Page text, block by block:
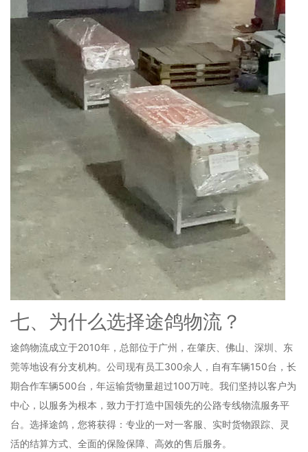
七、为什么选择途鸽物流？
途鸽物流成立于2010年，总部位于广州，在肇庆、佛山、深圳、东
莞等地设有分支机构。公司现有员工300余人，自有车辆150台，长
期合作车辆500台，年运输货物量超过100万吨。我们坚持以客户为
中心，以服务为根本，致力于打造中国领先的公路专线物流服务平
台。选择途鸽，您将获得：专业的一对一客服、实时货物跟踪、灵
活的结算方式、全面的保险保障、高效的售后服务。